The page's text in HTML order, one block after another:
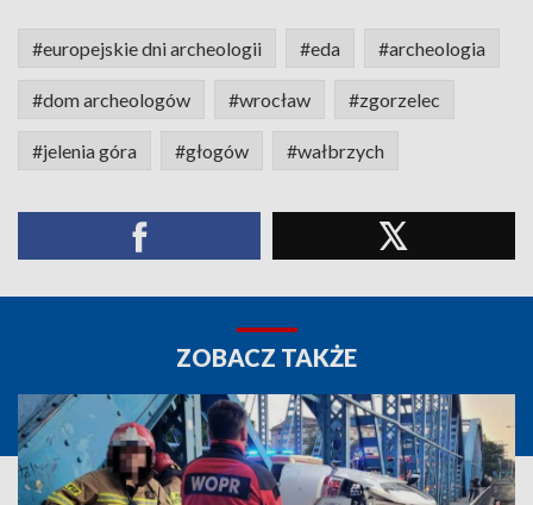
#europejskie dni archeologii #eda #archeologia
#dom archeologów #wrocław #zgorzelec
#jelenia góra #głogów #wałbrzych
ZOBACZ TAKŻE